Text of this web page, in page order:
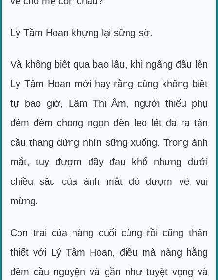
Lý Tầm Hoan khựng lại sững sờ.
Và không biết qua bao lâu, khi ngẩng đầu lên
Lý Tầm Hoan mới hay rằng cũng không biết
tự bao giờ, Lâm Thi Âm, người thiếu phụ
đêm đêm chong ngọn đèn leo lét đã ra tận
cầu thang đứng nhìn sững xuống. Trong ánh
mắt, tuy đượm đầy đau khổ nhưng dưới
chiều sâu của ánh mắt đó đượm vẻ vui
mừng.
Con trai của nàng cuối cùng rồi cũng thân
thiết với Lý Tầm Hoan, điều mà nàng hằng
đêm cầu nguyện và gần như tuyệt vọng và